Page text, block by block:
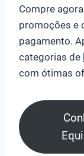
Compre
promoções e
pagamento.
categorias de
com ótimas